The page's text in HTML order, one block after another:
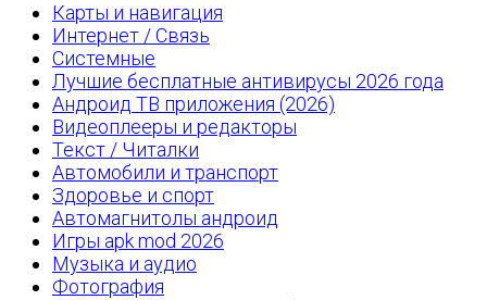
Карты и навигация
Интернет / Связь
Системные
Лучшие бесплатные антивирусы 2026 года
Андроид ТВ приложения (2026)
Видеоплееры и редакторы
Текст / Читалки
Автомобили и транспорт
Здоровье и спорт
Автомагнитолы андроид
Игры apk mod 2026
Музыка и аудио
Фотография